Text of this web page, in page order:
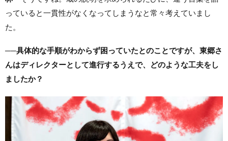
っていると一貫性がなくなってしまうなと常々考えていまし
た。
──具体的な手順がわからず困っていたとのことですが、東郷さ
んはディレクターとして進行するうえで、どのような工夫をし
ましたか？